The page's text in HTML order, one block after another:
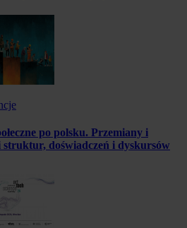
po polsku. Przemiany i
struktur, doświadczeń i dyskursów